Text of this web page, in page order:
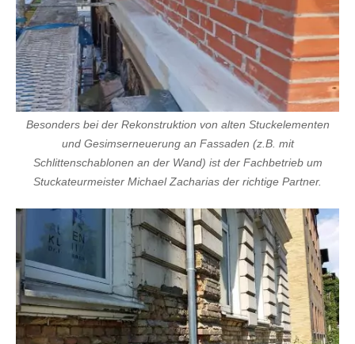
Besonders bei der Rekonstruktion von alten Stuckelementen
und Gesimserneuerung an Fassaden (z.B. mit
Schlittenschablonen an der Wand) ist der Fachbetrieb um
Stuckateurmeister Michael Zacharias der richtige Partner.